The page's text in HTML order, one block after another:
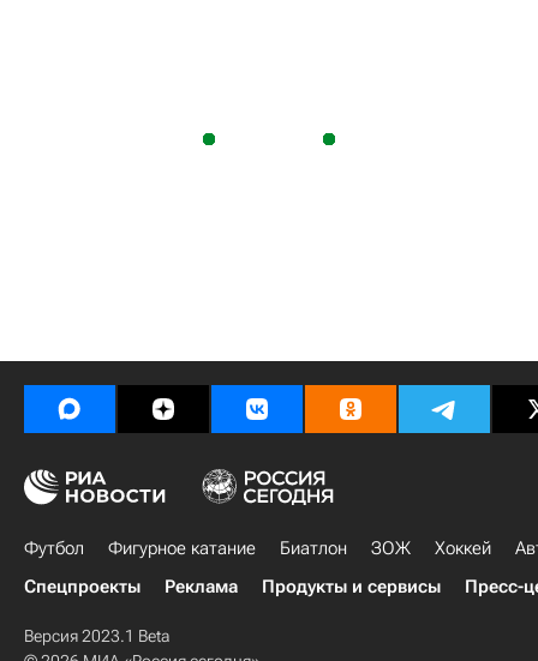
Футбол Фигурное катание Биатлон ЗОЖ Хоккей
Спецпроекты
Реклама Продукты и сервисы Пресс-
Версия 2023.1 Beta